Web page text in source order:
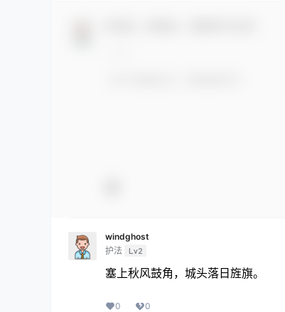
windghost
护法 Lv2
塞上秋风鼓角，城头落日旌旗。
0 0